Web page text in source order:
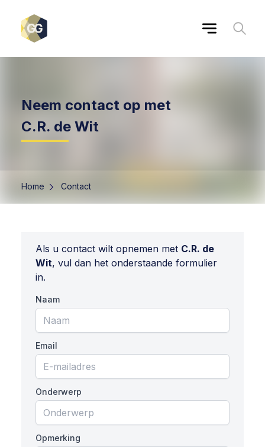
Neem contact op met
C.R. de Wit
Home Contact
Als u contact wilt opnemen met C.R. de
Wit, vul dan het onderstaande formulier
in.
Naam
Email
Onderwerp
Opmerking